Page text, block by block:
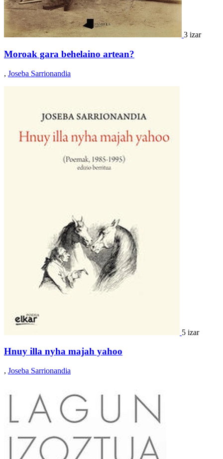
3 izar
Moroak gara behelaino artean?
, Joseba Sarrionandia
5 izar
Hnuy illa nyha majah yahoo
, Joseba Sarrionandia